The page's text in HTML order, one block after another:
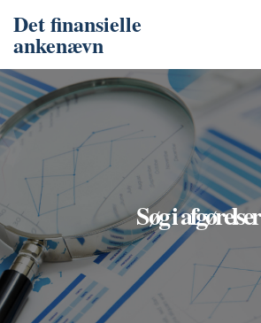
Det finansielle
ankenævn
Søg i afgørelser